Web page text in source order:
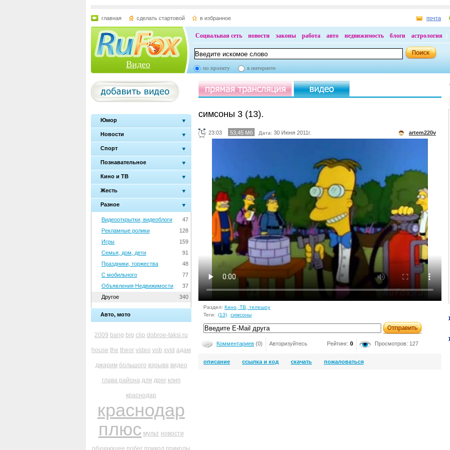
главная сделать стартовой в избранное почта
Видео
Социальная сеть новости законы работа авто недвижимость блоги астрология
по проекту в интернете
Юмор
Новости
Спорт
Познавательное
Кино и ТВ
Жесть
Разное
47
Видеооткрытки, видеоблоги
128
Рекламные ролики
159
Игры
91
Семья, дом, дети
48
Праздники, торжества
77
С мобильного
37
Объявления Недвижимости
340
Другое
Авто, мото
2009 bang big clip dobroe-taksi.ru
house the theor video vob xvid адам
джарим большого взрыва видео
глава района для дрег клип
краснодар
краснодар
плюс мульт новости
обучающее побег прикол приколы
симсоны 3 (13).
23:03 53,45 Мб Дата: 30 Июня 2011г. artem220v
Раздел: Кино, ТВ, телешоу
Теги: (13) симсоны
Комментариев (0) Авторизуйтесь Рейтинг: 0 Просмотров: 127
описание ссылка и код скачать пожаловаться